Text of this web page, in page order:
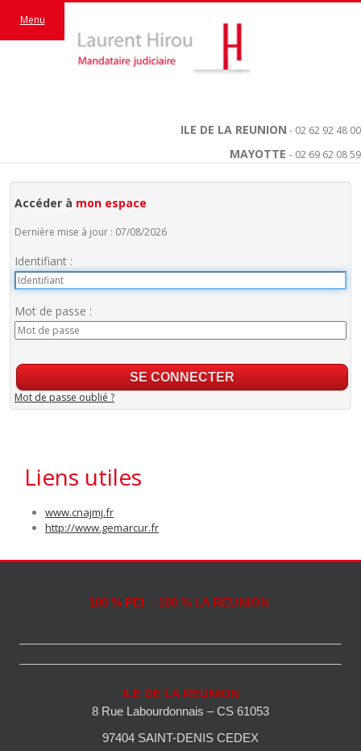
ILE DE LA REUNION - 02 62 92 48 00
MAYOTTE - 02 69 62 08 59
Menu
Accéder à mon espace
Dernière mise à jour : 07/08/2026
Identifiant :
Mot de passe :
Mot de passe oublié ?
Liens utiles
www.cnajmj.fr
http://www.gemarcur.fr
100 % PEI - 100 % LA REUNION
ILE DE LA REUNION
8 Rue Labourdonnais – CS 61053
97404 SAINT-DENIS CEDEX